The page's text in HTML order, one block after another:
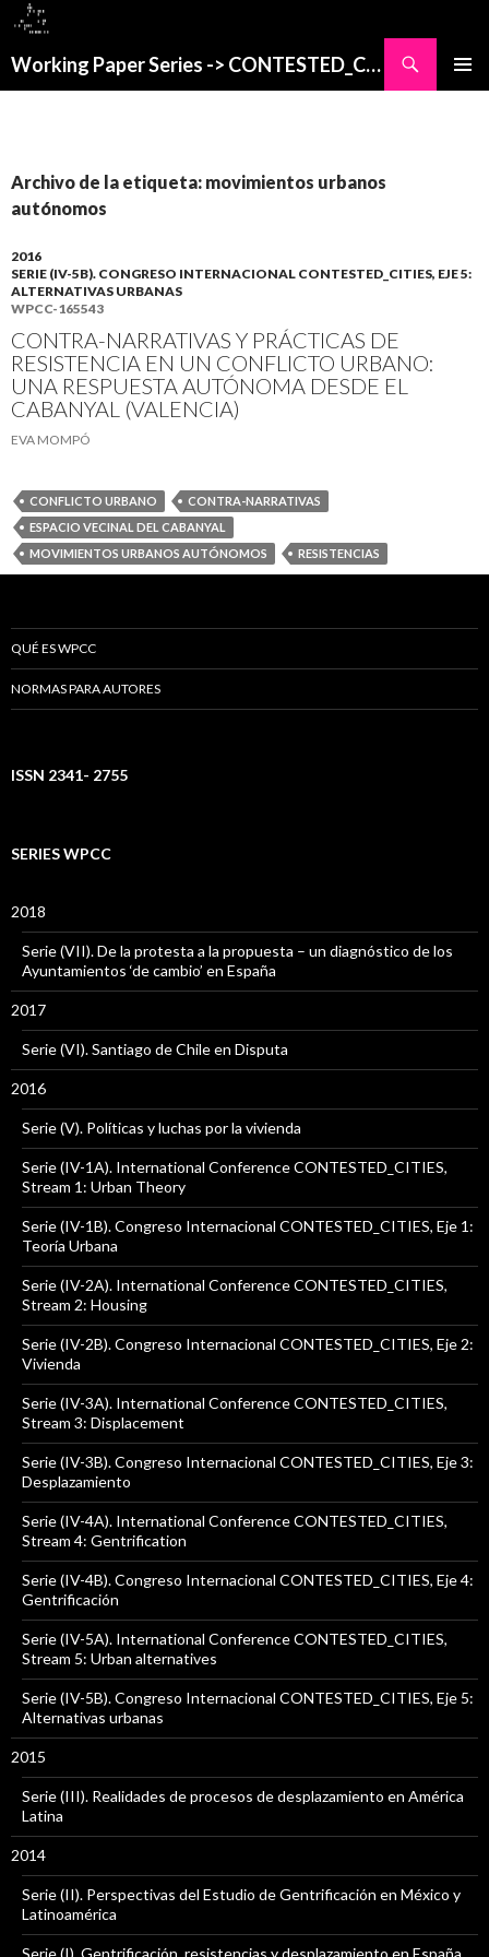
Working Paper Series -> CONTESTED_CITIES
Archivo de la etiqueta: movimientos urbanos
autónomos
2016
SERIE (IV-5B). CONGRESO INTERNACIONAL CONTESTED_CITIES, EJE 5:
ALTERNATIVAS URBANAS
WPCC-165543
CONTRA-NARRATIVAS Y PRÁCTICAS DE
RESISTENCIA EN UN CONFLICTO URBANO:
UNA RESPUESTA AUTÓNOMA DESDE EL
CABANYAL (VALENCIA)
EVA MOMPÓ
CONFLICTO URBANO
CONTRA-NARRATIVAS
ESPACIO VECINAL DEL CABANYAL
MOVIMIENTOS URBANOS AUTÓNOMOS
RESISTENCIAS
QUÉ ES WPCC
NORMAS PARA AUTORES
ISSN 2341- 2755
SERIES WPCC
2018
Serie (VII). De la protesta a la propuesta – un diagnóstico de los
Ayuntamientos ‘de cambio’ en España
2017
Serie (VI). Santiago de Chile en Disputa
2016
Serie (V). Políticas y luchas por la vivienda
Serie (IV-1A). International Conference CONTESTED_CITIES,
Stream 1: Urban Theory
Serie (IV-1B). Congreso Internacional CONTESTED_CITIES, Eje 1:
Teoría Urbana
Serie (IV-2A). International Conference CONTESTED_CITIES,
Stream 2: Housing
Serie (IV-2B). Congreso Internacional CONTESTED_CITIES, Eje 2:
Vivienda
Serie (IV-3A). International Conference CONTESTED_CITIES,
Stream 3: Displacement
Serie (IV-3B). Congreso Internacional CONTESTED_CITIES, Eje 3:
Desplazamiento
Serie (IV-4A). International Conference CONTESTED_CITIES,
Stream 4: Gentrification
Serie (IV-4B). Congreso Internacional CONTESTED_CITIES, Eje 4:
Gentrificación
Serie (IV-5A). International Conference CONTESTED_CITIES,
Stream 5: Urban alternatives
Serie (IV-5B). Congreso Internacional CONTESTED_CITIES, Eje 5:
Alternativas urbanas
2015
Serie (III). Realidades de procesos de desplazamiento en América
Latina
2014
Serie (II). Perspectivas del Estudio de Gentrificación en México y
Latinoamérica